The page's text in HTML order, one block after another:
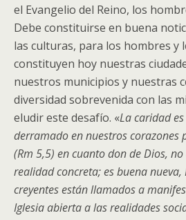
el Evangelio del Reino, los
Debe constituirse en buena
las culturas, para los hombres y
constituyen hoy nuestras
nuestros municipios y nuestras
diversidad sobrevenida con las
eludir este desafío. «La caridad
derramado en nuestros corazones
(Rm 5,5) en cuanto don de Dios,
realidad concreta; es buena nueva,
creyentes están llamados a
Iglesia abierta a las realidades